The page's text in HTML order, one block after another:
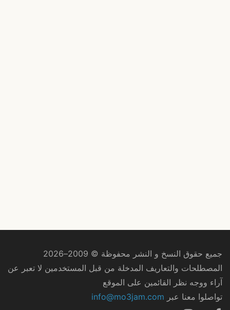
جميع حقوق النسخ و النشر محفوظة © 2009–2026
المصطلحات والتعاريف المدخلة من قبل المستخدمين لا تعبر عن
آراء ووجه نظر القائمين على الموقع
تواصلوا معنا عبر info@mo3jam.com